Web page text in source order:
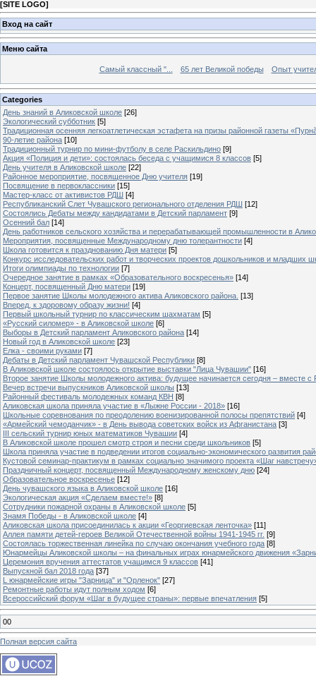
[SITE LOGO]
Вход на сайт
Меню сайта
Самый классный "... 65 лет Великой победы Опыт
Categories
День знаний в Аликовской школе [26]
Экологический субботник [5]
Традиционная осенняя легкоатлетическая эстафета на призы районной газеты
90-летие района [10]
Традиционный турнир по мини-футболу в селе Раскильдино [9]
Акция «Полиция и дети»: состоялась беседа с учащимися 8 классов [5]
День учителя в Аликовской школе [22]
Районное мероприятие, посвященное Дню учителя [19]
Посвящение в первоклассники [15]
Мастер-класс от активистов РДШ [4]
Республиканский Слет Чувашского регионального отделения РДШ [12]
Состоялись Дебаты между кандидатами в Детский парламент [9]
Осенний бал [14]
День работников сельского хозяйства и перерабатывающей промышленности в
Мероприятия, посвященные Международному дню толерантности [4]
Школа готовится к празднованию Дня матери [5]
Конкурс исследовательских работ и творческих проектов дошкольников и младших
Итоги олимпиады по технологии [7]
Очередное занятие в рамках «Образовательного воскресенья» [14]
Концерт, посвященный Дню матери [19]
Первое занятие Школы молодежного актива Аликовского района. [13]
Вперед, к здоровому образу жизни! [4]
Первый школьный турнир по классическим шахматам [5]
«Русский силомер» - в Аликовской школе [6]
Выборы в Детский парламент Аликовского района [14]
Новый год в Аликовской школе [23]
Елка - своими руками [7]
Дебаты в Детский парламент Чувашской Республики [8]
В Аликовской школе состоялось открытие выставки "Лица Чувашии" [16]
Второе занятие Школы молодежного актива: будущее начинается сегодня – вместе
Вечер встречи выпускников Аликовской школы [13]
Районный фестиваль молодежных команд КВН [8]
Аликовская школа приняла участие в «Лыжне России - 2018» [16]
Школьные соревнования по преодолению военизированной полосы препятствий [4]
«Армейский чемоданчик» - в День вывода советских войск из Афганистана [3]
III сельский турнир юных математиков Чувашии [4]
В Аликовской школе прошел смотр строя и песни среди школьников [5]
Школа приняла участие в подведении итогов социально-экономического развития
Кустовой семинар-практикум в рамках социально значимого проекта «Шаг
Праздничный концерт, посвященный Международному женскому дню [24]
Образовательное воскресенье [12]
День чувашского языка в Аликовской школе [16]
Экологическая акция «Сделаем вместе!» [8]
Сотрудники пожарной охраны в Аликовской школе [5]
Знамя Победы - в Аликовской школе [4]
Аликовская школа присоединилась к акции «Георгиевская ленточка» [11]
Аллея памяти детей-героев Великой Отечественной войны 1941-1945 гг. [9]
Cостоялась торжественная линейка по случаю окончания учебного года [8]
Юнармейцы Аликовской школы – на финальных играх юнармейского движения
Церемония вручения аттестатов учащимся 9 классов [41]
Выпускной бал 2018 года [37]
L юнармейские игры "Зарница" и "Орленок" [27]
Ремонтные работы идут полным ходом [6]
Всероссийский форум «Шаг в будущее страны»: первые впечатления [5]
00
Полная версия сайта